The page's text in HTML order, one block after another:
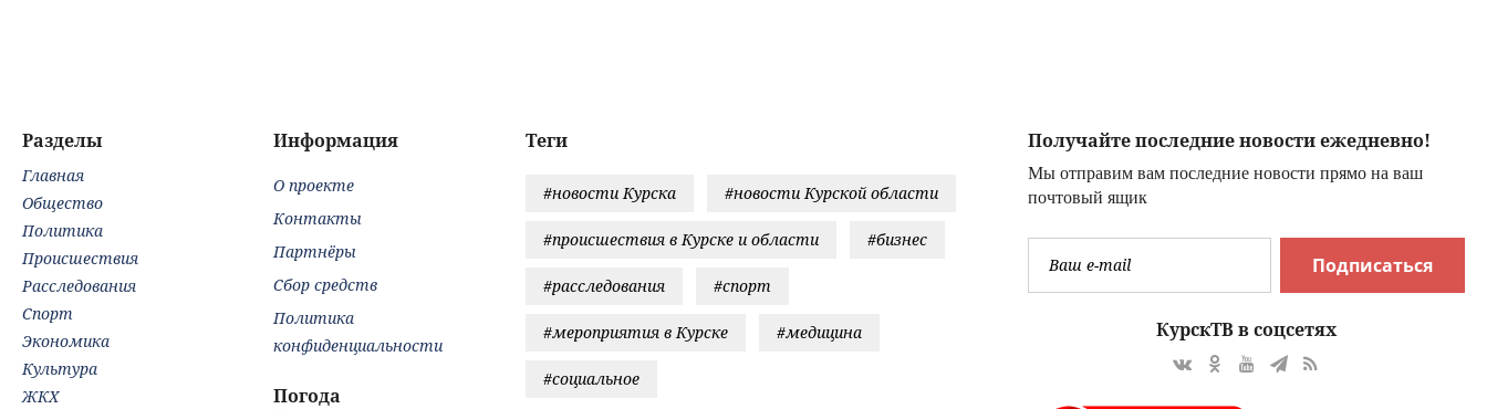
Получайте последние новости ежедневно!
Мы отправим вам последние новости прямо на ваш
почтовый ящик
Подписаться
КурскТВ в соцсетях
Теги
#новости Курска #новости Курской области
#происшествия в Курске и области #бизнес
#расследования #спорт
#мероприятия в Курске #медицина
#социальное
Разделы
Главная
Общество
Политика
Происшествия
Расследования
Спорт
Экономика
Культура
ЖКХ
Информация
О проекте
Контакты
Партнёры
Сбор средств
Политика
конфиденциальности
Погода